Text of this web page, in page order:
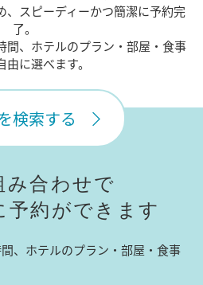
スピーディーかつ簡潔に予約完
了。
、 ホテルのプラン・部屋・食事
由に選べます。
検索する
み合わせで
予約ができます
、ホテルのプラン・部屋・食事